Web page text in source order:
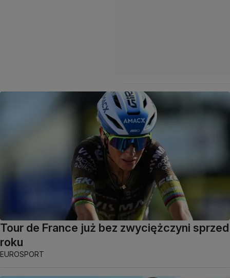
Tour de France już bez zwyciężczyni sprzed
roku
EUROSPORT